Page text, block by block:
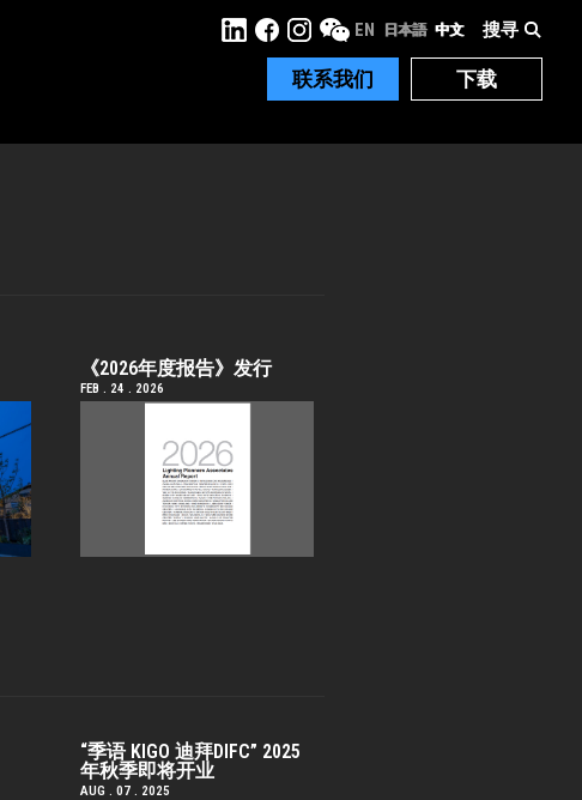
下载
联系我们
搜寻
EN 日本語 中文
《2026年度报告》发行
FEB . 24 . 2026
“季语 KIGO 迪拜DIFC” 2025
年秋季即将开业
AUG . 07 . 2025